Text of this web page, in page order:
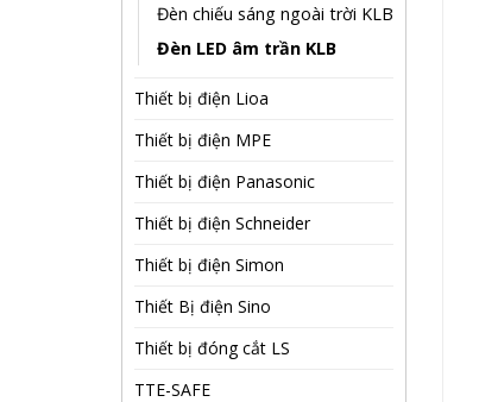
Đèn chiếu sáng ngoài trời KLB
Đèn LED âm trần KLB
Thiết bị điện Lioa
Thiết bị điện MPE
Thiết bị điện Panasonic
Thiết bị điện Schneider
Thiết bị điện Simon
Thiết Bị điện Sino
Thiết bị đóng cắt LS
TTE-SAFE